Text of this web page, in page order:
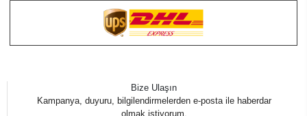
Bize Ulaşın
Kampanya, duyuru, bilgilendirmelerden e-posta ile haberdar
olmak istiyorum.